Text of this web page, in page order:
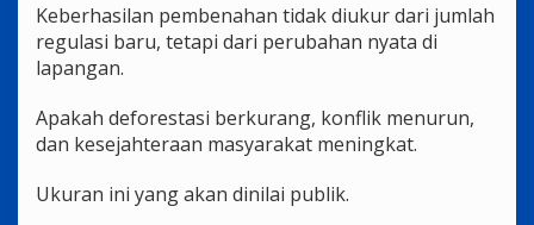
Keberhasilan pembenahan tidak diukur dari jumlah
regulasi baru, tetapi dari perubahan nyata di
lapangan.
Apakah deforestasi berkurang, konflik menurun,
dan kesejahteraan masyarakat meningkat.
Ukuran ini yang akan dinilai publik.